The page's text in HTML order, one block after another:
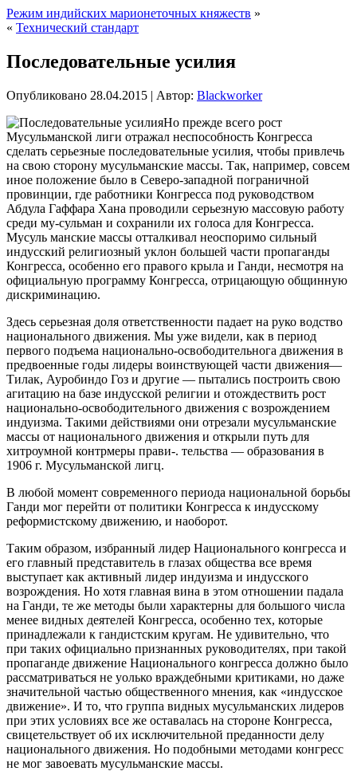
Режим индийских марионеточных княжеств »
« Технический стандарт
Последовательные усилия
Опубликовано 28.04.2015 | Автор: Blackworker
Но прежде всего рост
Мусульманской лиги отражал неспособность Конгресса
сделать серьезные последовательные усилия, чтобы привлечь
на свою сторону мусульманские массы. Так, например, совсем
иное положение было в Северо-западной пограничной
провинции, где работники Конгресса под руководством
Абдула Гаффара Хана проводили серьезную массовую работу
среди му-сульман и сохранили их голоса для Конгресса.
Мусуль манские массы отталкивал неоспоримо сильный
индусский религиозный уклон большей части пропаганды
Конгресса, особенно его правого крыла и Ганди, несмотря на
официальную программу Конгресса, отрицающую общинную
дискриминацию.
Здесь серьезная доля ответственности падает на руко водство
национального движения. Мы уже видели, как в период
первого подъема национально-освободительнога движения в
предвоенные годы лидеры воинствующей части движения—
Тилак, Ауробиндо Гоз и другие — пытались построить свою
агитацию на базе индусской религии и отождествить рост
национально-освободительного движения с возрождением
индуизма. Такими действиями они отрезали мусульманские
массы от национального движения и открыли путь для
хитроумной контрмеры прави-. тельства — образования в
1906 г. Мусульманской лигц.
В любой момент современного периода национальной борьбы
Ганди мог перейти от политики Конгресса к индусскому
реформистскому движению, и наоборот.
Таким образом, избранный лидер Национального конгресса и
его главный представитель в глазах общества все время
выступает как активный лидер индуизма и индусского
возрождения. Но хотя главная вина в этом отношении падала
на Ганди, те же методы были характерны для большого числа
менее видных деятелей Конгресса, особенно тех, которые
принадлежали к гандистским кругам. Не удивительно, что
при таких официально признанных руководителях, при такой
пропаганде движение Национального конгресса должно было
рассматриваться не уолько враждебными критиками, но даже
значительной частью общественного мнения, как «индусское
движение». И то, что группа видных мусульманских лидеров
при этих условиях все же оставалась на стороне Конгресса,
свицетельствует об их исключительной преданности делу
национального движения. Но подобными методами конгресс
не мог завоевать мусульманские массы.